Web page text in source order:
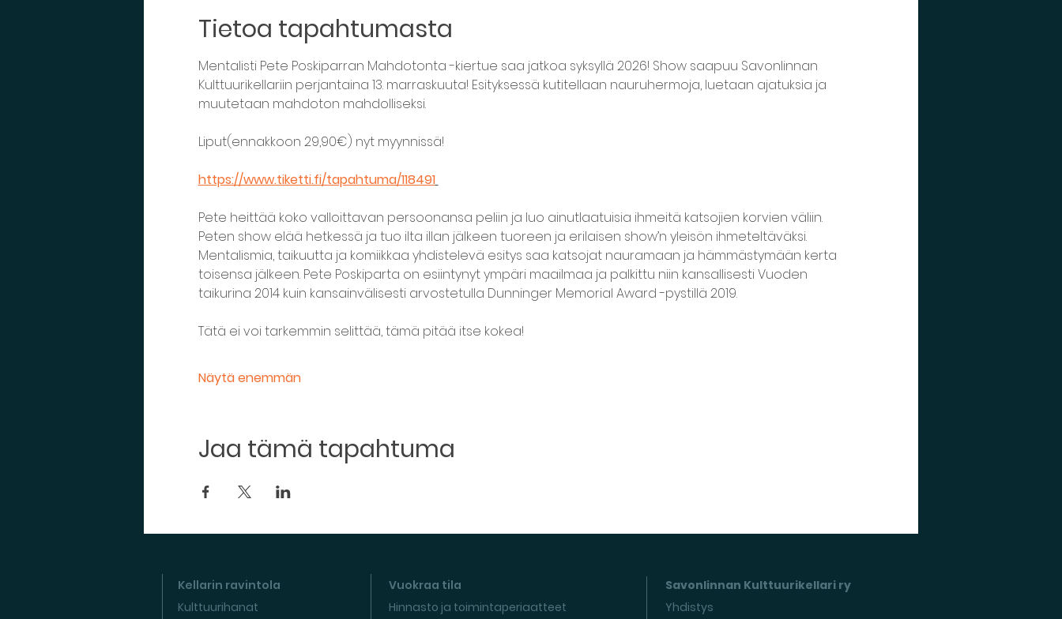
Tietoa tapahtumasta
Mentalisti Pete Poskiparran Mahdotonta -kiertue saa jatkoa syksyllä 2026! Show saapuu Savonlinnan
Kulttuurikellariin perjantaina 13. marraskuuta! Esityksessä kutitellaan nauruhermoja, luetaan ajatuksia ja
muutetaan mahdoton mahdolliseksi.
Liput(ennakkoon 29,90€) nyt myynnissä!
https://www.tiketti.fi/tapahtuma/118491
Pete heittää koko valloittavan persoonansa peliin ja luo ainutlaatuisia ihmeitä katsojien korvien väliin.
Peten show elää hetkessä ja tuo ilta illan jälkeen tuoreen ja erilaisen show’n yleisön ihmeteltäväksi.
Mentalismia, taikuutta ja komiikkaa yhdistelevä esitys saa katsojat nauramaan ja hämmästymään kerta
toisensa jälkeen. Pete Poskiparta on esiintynyt ympäri maailmaa ja palkittu niin kansallisesti Vuoden
taikurina 2014 kuin kansainvälisesti arvostetulla Dunninger Memorial Award -pystillä 2019.
Tätä ei voi tarkemmin selittää, tämä pitää itse kokea!
Näytä enemmän
Jaa tämä tapahtuma
Kellarin ravintola
Kulttuurihanat
Vuokraa tila
Hinnasto ja toimintaperiaatteet
Savonlinnan Kulttuurikellari ry
Yhdistys